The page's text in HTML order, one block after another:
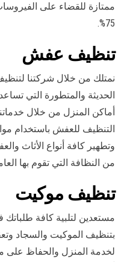
ممتازة للقضاء على
75%.
تنظيف عفش
نمتلك من خلال شركتنا
الحديثة والمتطورة التي
أماكن المنزل من خلال
التنظيف للعفش باستخدام
وتطهير كافة أنواع الأثاث
من النظافة التي تقوم بها
تنظيف موكيت
مستعدين لتلبية كافة
بتنظيف الموكيت والسجاد
لخدمة المنزل والحفاظ على